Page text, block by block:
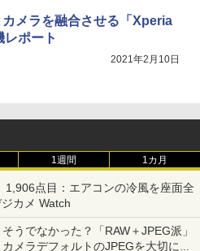
メラを融合させる「Xperia
レポート
2021年2月10日
1週間 1カ月
1,906点目：エアコンの冷風を座面全
カメ Watch
うでなかった？「RAW＋JPEG派」
メラデフォルトのJPEGを大切にす